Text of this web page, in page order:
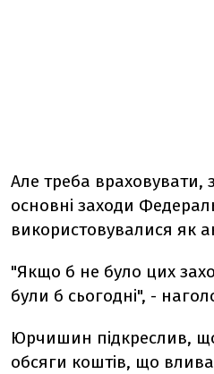
Але треба
основні заходи
використовувалися як
"Якщо б не було цих
були б сьогодні", -
Юрчишин підкреслив, що
обсяги коштів, що